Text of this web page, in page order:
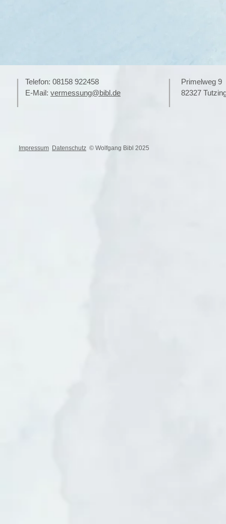
|
Telefon: 08158 922458
E-Mail: vermessung@bibl.de |
Primelweg
82327
Impressum Datenschutz © Wolfgang Bibl 2025